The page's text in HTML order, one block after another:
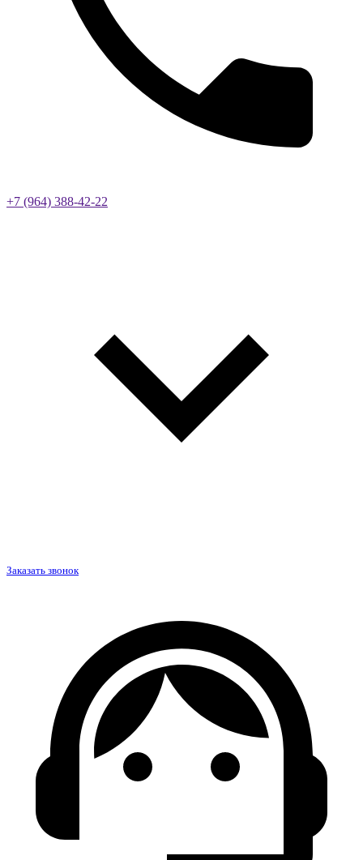
+7 (964) 388-42-22
Заказать звонок